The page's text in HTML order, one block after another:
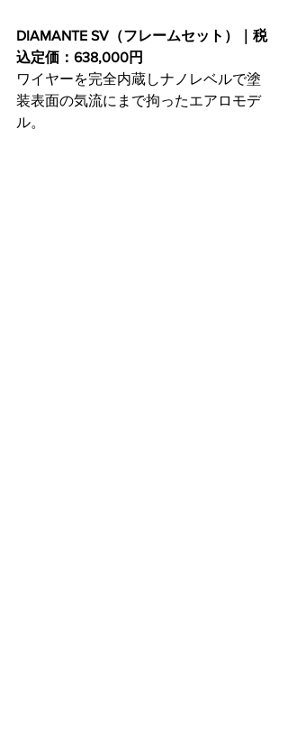
DIAMANTE SV（フレームセット）｜税
込定価：638,000円
ワイヤーを完全内蔵しナノレベルで塗
装表面の気流にまで拘ったエアロモデ
ル。